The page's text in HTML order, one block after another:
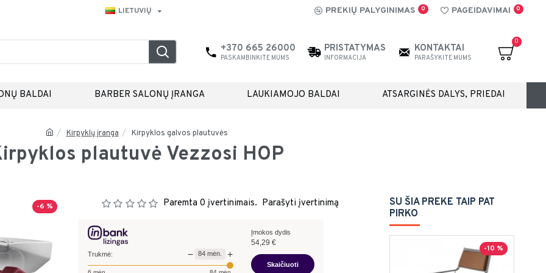
LIETUVIŲ PREKIŲ PALYGINIMAS 0 PAGEIDAVIMAI 0
+370 665 26000
PASKAMBINKITE MUMS
PRISTATYMAS
INFORMACIJA
KONTAKTAI
PARAŠYKITE MUMS
0
BALDAI BARBER SALONŲ ĮRANGA LAUKIAMOJO BALDAI ATSARGINĖS DALYS, PRIEDAI
Kirpyklų įranga Kirpyklos galvos plautuvės
plautuvė Vezzosi HOP
-6 % Paremta 0 įvertinimais. Parašyti įvertinimą
Trukmė: − 84 mėn. +
Įmokos dydis
54,29 €
Skaičiuoti
SU ŠIA PREKE TAIP PAT
PIRKO
-10 %